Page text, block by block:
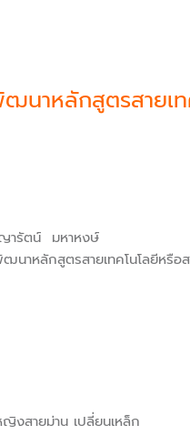
นาหลักสูตรสายเ
ารัตน์ มหาหงษ์
นาหลักสูตรสายเทคโนโลยีหรือ
งสายม่าน เปลี่ยนเหล็ก